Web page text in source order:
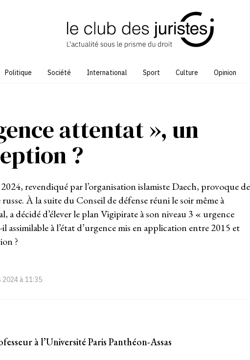
Politique Société International Sport Culture Opinion
attentat », un
?
revendiqué par l’organisation islamiste Daech, provoque
À la suite du Conseil de défense réuni le soir même à
a décidé d’élever le plan Vigipirate à son niveau 3 « urgence
à l’état d’urgence mis en application entre 2015 et
?
2024 à 11:35
à l’Université Paris Panthéon-Assas